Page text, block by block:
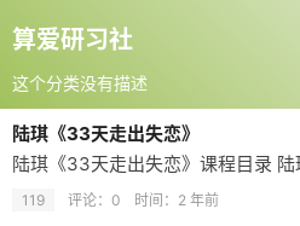
算爱研习社
这个分类没有描述
陆琪《33天走出失恋》
119 评论：0 时间： 2 年前